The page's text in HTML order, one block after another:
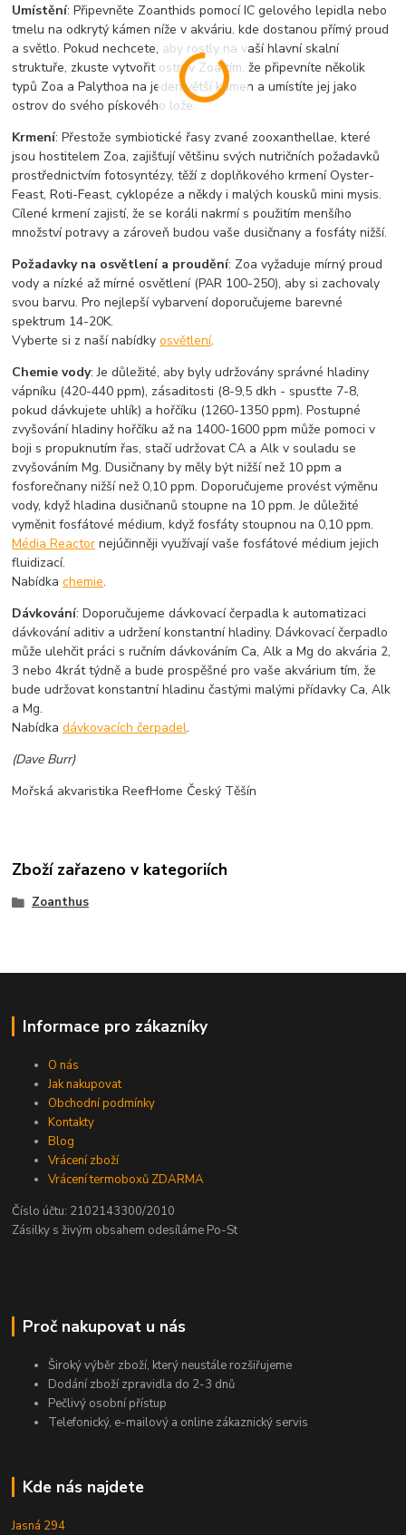
Umístění: Připevněte Zoanthids pomocí IC gelového lepidla nebo
tmelu na odkrytý kámen níže v akváriu, kde dostanou přímý proud
a světlo. Pokud nechcete, aby rostly na vaší hlavní skalní
struktuře, zkuste vytvořit ostrov Zoa tím, že připevníte několik
typů Zoa a Palythoa na jeden větší kámen a umístíte jej jako
ostrov do svého pískového lože.
Krmení: Přestože symbiotické řasy zvané zooxanthellae, které
jsou hostitelem Zoa, zajišťují většinu svých nutričních požadavků
prostřednictvím fotosyntézy, těží z doplňkového krmení Oyster-
Feast, Roti-Feast, cyklopéze a někdy i malých kousků mini mysis.
Cílené krmení zajistí, že se koráli nakrmí s použitím menšího
množství potravy a zároveň budou vaše dusičnany a fosfáty nižší.
Požadavky na osvětlení a proudění: Zoa vyžaduje mírný proud
vody a nízké až mírné osvětlení (PAR 100-250), aby si zachovaly
svou barvu. Pro nejlepší vybarvení doporučujeme barevné
spektrum 14-20K.
Vyberte si z naší nabídkyosvětlení.
Chemie vody: Je důležité, aby byly udržovány správné hladiny
vápníku (420-440 ppm), zásaditosti (8-9,5 dkh - spusťte 7-8,
pokud dávkujete uhlík) a hořčíku (1260-1350 ppm). Postupné
zvyšování hladiny hořčíku až na 1400-1600 ppm může pomoci v
boji s propuknutím řas, stačí udržovat CA a Alk v souladu se
zvyšováním Mg. Dusičnany by měly být nižší než 10 ppm a
fosforečnany nižší než 0,10 ppm. Doporučujeme provést výměnu
vody, když hladina dusičnanů stoupne na 10 ppm. Je důležité
vyměnit fosfátové médium, když fosfáty stoupnou na 0,10 ppm.
Média Reactor nejúčinněji využívají vaše fosfátové médium jejich
fluidizací.
Nabídkachemie.
Dávkování: Doporučujeme dávkovací čerpadla k automatizaci
dávkování aditiv a udržení konstantní hladiny. Dávkovací čerpadlo
může ulehčit práci s ručním dávkováním Ca, Alk a Mg do akvária 2,
3 nebo 4krát týdně a bude prospěšné pro vaše akvárium tím, že
bude udržovat konstantní hladinu častými malými přídavky Ca, Alk
a Mg.
Nabídkadávkovacích čerpadel.
(Dave Burr)
Mořská akvaristika ReefHome Český Těšín
Zboží zařazeno v kategoriích
Zoanthus
Informace pro zákazníky
O nás
Jak nakupovat
Obchodní podmínky
Kontakty
Blog
Vrácení zboží
Vrácení termoboxů ZDARMA
Číslo účtu: 2102143300/2010
Zásilky s živým obsahem odesíláme Po-St
Proč nakupovat u nás
Široký výběr zboží, který neustále rozšiřujeme
Dodání zboží zpravidla do 2-3 dnů
Pečlivý osobní přístup
Telefonický, e-mailový a online zákaznický servis
Kde nás najdete
Jasná 294